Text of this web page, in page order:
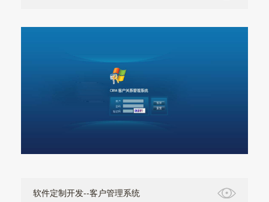
软件定制开发--客户管理系统